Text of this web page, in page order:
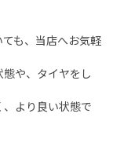
も、当店へお気軽
や、タイヤをし
より良い状態で